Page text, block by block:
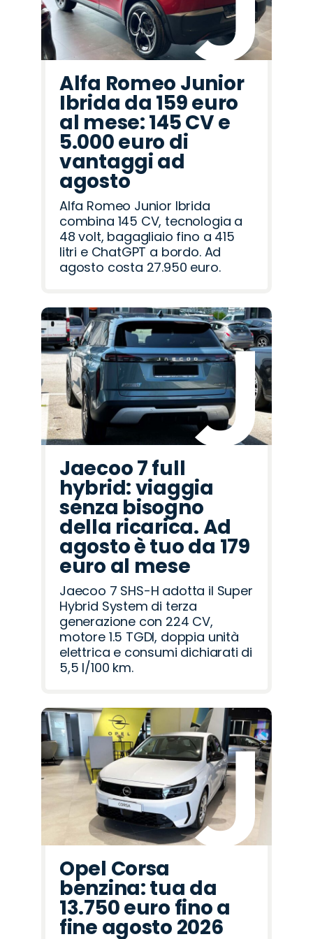
Alfa Romeo Junior
Ibrida da 159 euro
al mese: 145 CV e
5.000 euro di
vantaggi ad
agosto
Alfa Romeo Junior Ibrida
combina 145 CV, tecnologia a
48 volt, bagagliaio fino a 415
litri e ChatGPT a bordo. Ad
agosto costa 27.950 euro.
Jaecoo 7 full
hybrid: viaggia
senza bisogno
della ricarica. Ad
agosto è tuo da 179
euro al mese
Jaecoo 7 SHS-H adotta il Super
Hybrid System di terza
generazione con 224 CV,
motore 1.5 TGDI, doppia unità
elettrica e consumi dichiarati di
5,5 l/100 km.
Opel Corsa
benzina: tua da
13.750 euro fino a
fine agosto 2026